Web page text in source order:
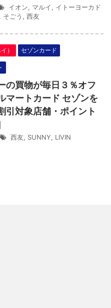
イオン, マルイ, イトーヨーカド
, そごう , 西友
） セゾンカード
の買物が毎日３％オフ
マートカード セゾンを
引対象店舗・ポイント
西友, SUNNY, LIVIN